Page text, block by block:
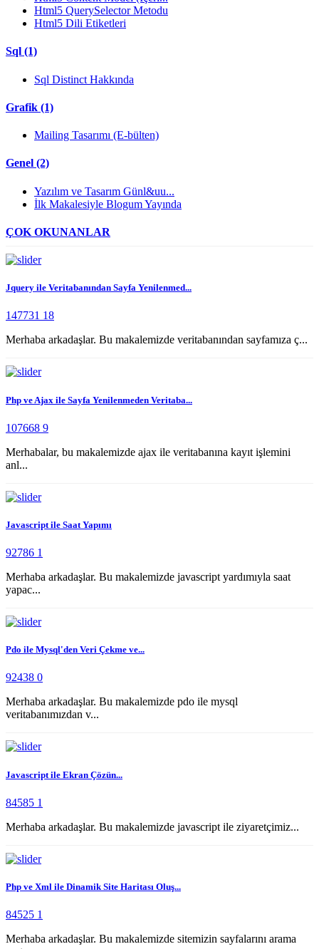
Html5 QuerySelector Metodu
Html5 Dili Etiketleri
Sql (1)
Sql Distinct Hakkında
Grafik (1)
Mailing Tasarımı (E-bülten)
Genel (2)
Yazılım ve Tasarım Günl&uu...
İlk Makalesiyle Blogum Yayında
ÇOK OKUNANLAR
Jquery ile Veritabanından Sayfa Yenilenmed...
147731 18
Merhaba arkadaşlar. Bu makalemizde veritabanından sayfamıza ç...
Php ve Ajax ile Sayfa Yenilenmeden Veritaba...
107668 9
Merhabalar, bu makalemizde ajax ile veritabanına kayıt işlemini
anl...
Javascript ile Saat Yapımı
92786 1
Merhaba arkadaşlar. Bu makalemizde javascript yardımıyla saat
yapac...
Pdo ile Mysql'den Veri Çekme ve...
92438 0
Merhaba arkadaşlar. Bu makalemizde pdo ile mysql
veritabanımızdan v...
Javascript ile Ekran Çözün...
84585 1
Merhaba arkadaşlar. Bu makalemizde javascript ile ziyaretçimiz...
Php ve Xml ile Dinamik Site Haritası Oluş...
84525 1
Merhaba arkadaşlar. Bu makalemizde sitemizin sayfalarını arama